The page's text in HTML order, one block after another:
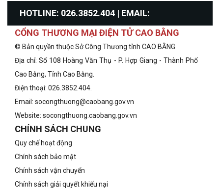
HOTLINE: 026.3852.404 | EMAIL:
info@congthuongcaobang.gov.vn
CỔNG THƯƠNG MẠI ĐIỆN TỬ CAO BẰNG
© Bản quyền thuộc Sở Công Thương tỉnh CAO BẰNG
Địa chỉ: Số 108 Hoàng Văn Thụ - P. Hợp Giang - Thành Phố
Cao Bằng, Tỉnh Cao Bằng.
Điện thoại: 026.3852.404.
Email: socongthuong@caobang.gov.vn
Website: socongthuong.caobang.gov.vn
CHÍNH SÁCH CHUNG
Quy chế hoạt động
Chính sách bảo mật
Chính sách vận chuyển
Chính sách giải quyết khiếu nại